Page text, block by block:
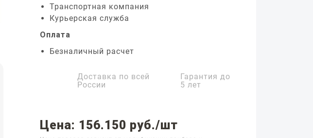
Транспортная компания
Курьерская служба
Оплата
Безналичный расчет
Доставка по всей
России
Гарантия до
5 лет
Цена: 156.150 руб./шт